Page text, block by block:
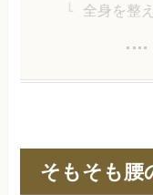
全身を整
そもそも腰